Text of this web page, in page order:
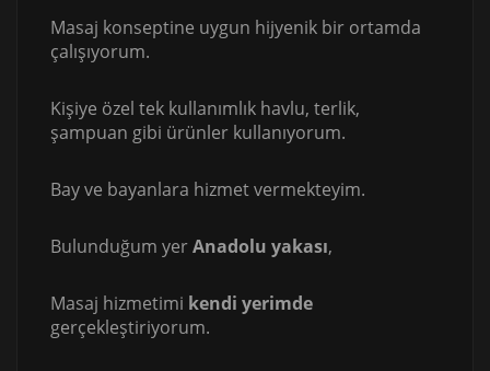
Masaj konseptine uygun hijyenik bir ortamda
çalışıyorum.
Kişiye özel tek kullanımlık havlu, terlik,
şampuan gibi ürünler kullanıyorum.
Bay ve bayanlara hizmet vermekteyim.
Bulunduğum yerAnadolu yakası,
Masaj hizmetimi kendi yerimde
gerçekleştiriyorum.